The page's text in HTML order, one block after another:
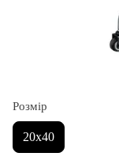
Розмір
20х40